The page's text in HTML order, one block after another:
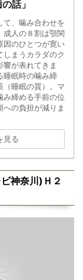
話」
て、噛み合わせを
成人の８割は顎関
因のひとつが寛い
しまうカラダのク
響が表れてきま
睡眠時の噛み締
（睡眠の質）。マ
み締める手前の位
の負担が減りま
見る
神奈川)Ｈ２